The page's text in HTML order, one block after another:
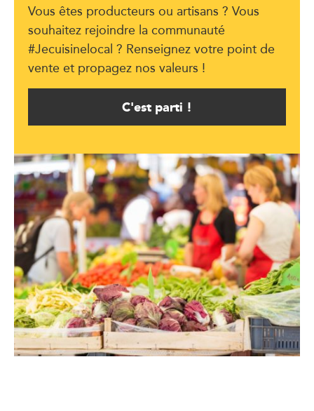
Vous êtes producteurs ou artisans ? Vous
souhaitez rejoindre la communauté
#Jecuisinelocal ? Renseignez votre point de
vente et propagez nos valeurs !
C'est parti !